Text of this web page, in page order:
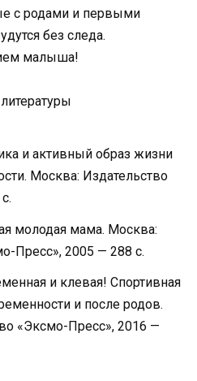
с родами и первыми
без следа.
малыша!
и активный образ жизни
Москва: Издательство
молодая мама. Москва:
Пресс», 2005 — 288 с.
и клевая! Спортивная
и после родов.
«Эксмо-Пресс», 2016 —